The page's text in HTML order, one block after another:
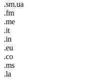
.sm.ua
.fm
.me
.it
.in
.eu
.co
.ms
.la